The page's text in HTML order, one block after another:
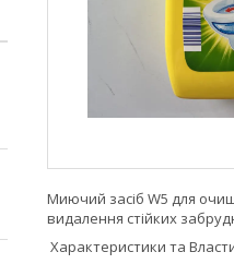
Миючий засіб W5 для
видалення стійких
Характеристики та